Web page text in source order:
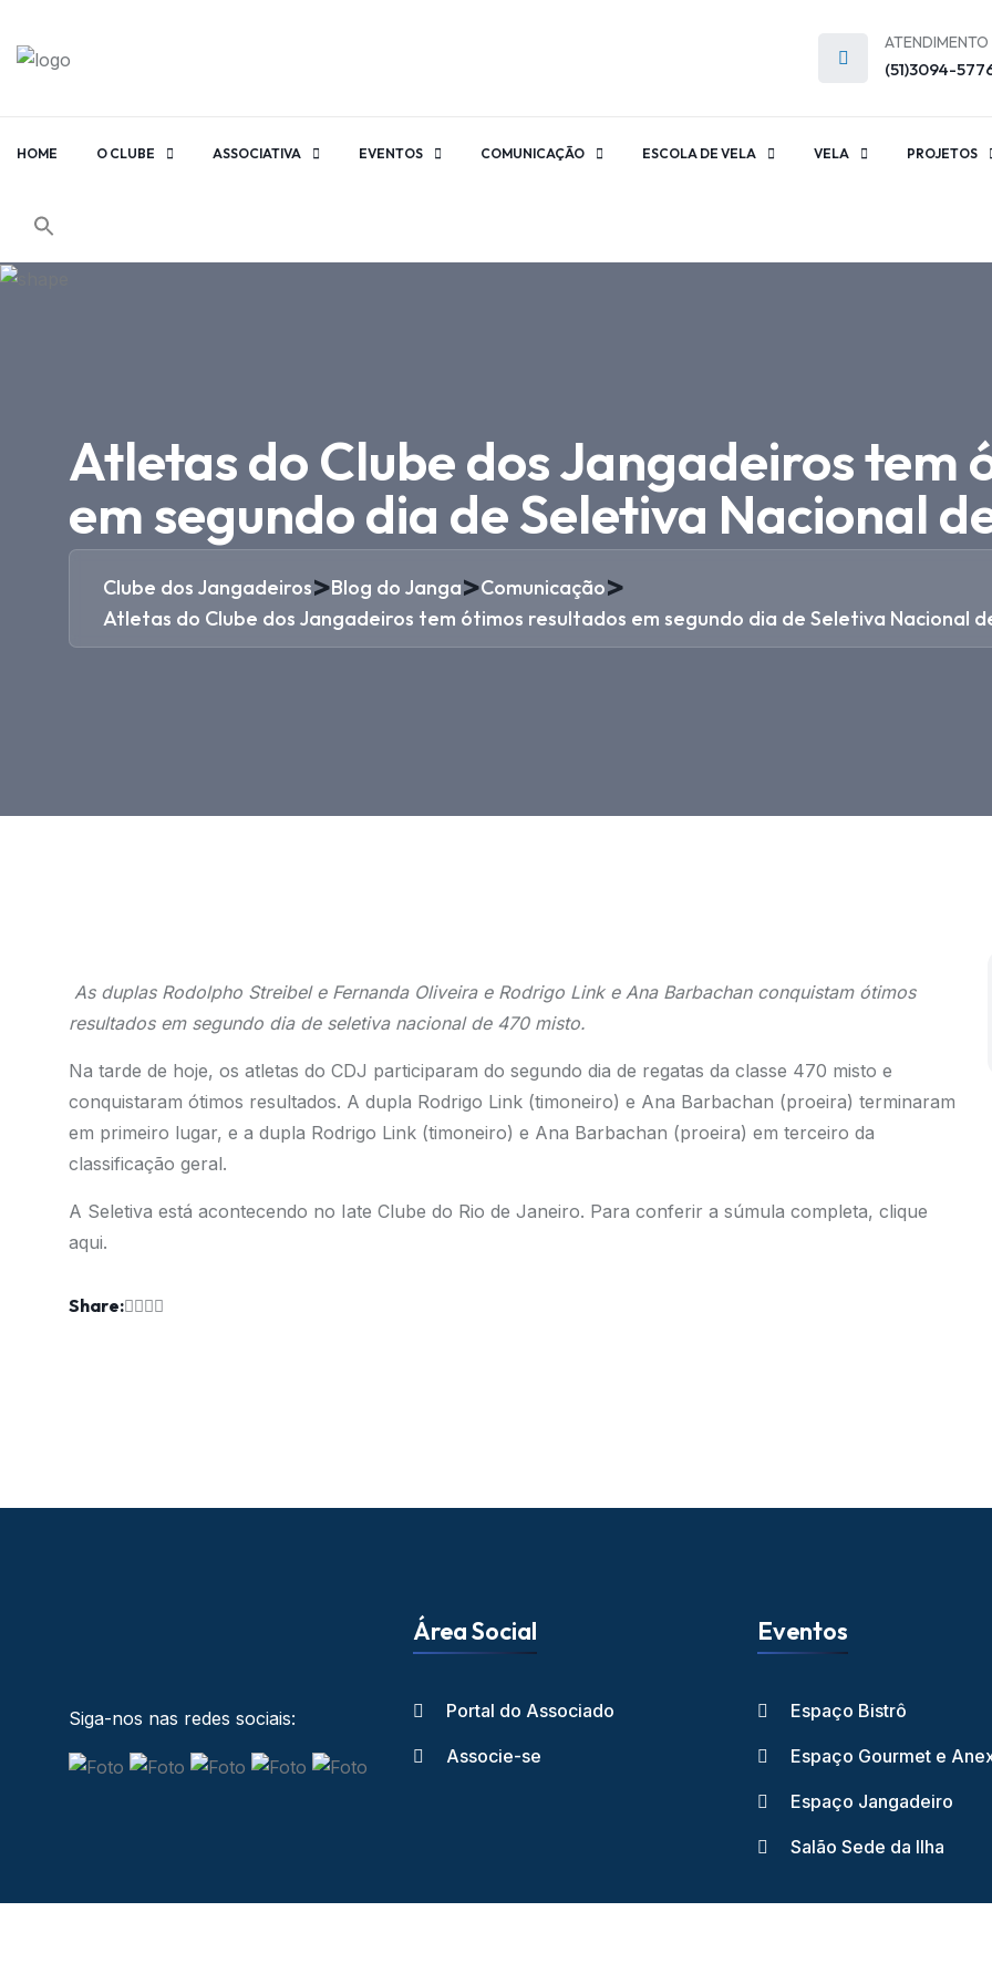
ATENDIMENTO
(51)3094-
HOME O CLUBE ASSOCIATIVA EVENTOS COMUNICAÇÃO ESCOLA DE VELA VELA PROJETOS
Atletas do Clube dos Jangadeiros tem
em segundo dia de Seletiva Nacional
Clube dos Jangadeiros>Blog do Janga>Comunicação>
Atletas do Clube dos Jangadeiros tem ótimos resultados em segundo dia de Seletiva Nacional
As duplas Rodolpho Streibel e Fernanda Oliveira e Rodrigo Link e Ana Barbachan conquistam ótimos
resultados em segundo dia de seletiva nacional de 470 misto.
Na tarde de hoje, os atletas do CDJ participaram do segundo dia de regatas da classe 470 misto e
conquistaram ótimos resultados. A dupla Rodrigo Link (timoneiro) e Ana Barbachan (proeira) terminaram
em primeiro lugar, e a dupla Rodrigo Link (timoneiro) e Ana Barbachan (proeira) em terceiro da
classificação geral.
A Seletiva está acontecendo no Iate Clube do Rio de Janeiro. Para conferir a súmula completa, clique
aqui.
Share:
Siga-nos nas redes sociais:
Área Social
Portal do Associado
Associe-se
Eventos
Espaço Bistrô
Espaço Gourmet e
Espaço Jangadeiro
Salão Sede da Ilha